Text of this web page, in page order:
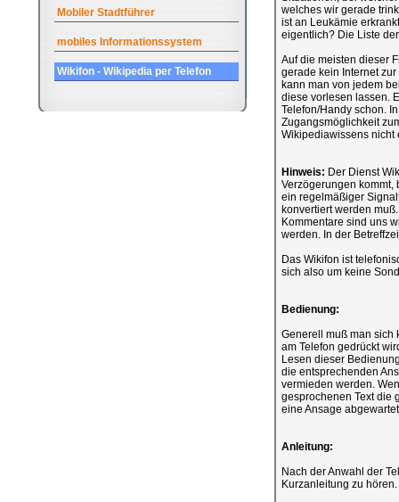
Mobiler Stadtführer
mobiles Informationssystem
Wikifon - Wikipedia per Telefon
welches wir gerade
ist an Leukämie
eigentlich? Die Liste
Auf die meisten dieser
gerade kein Internet
kann man von jedem
diese vorlesen lassen.
Telefon/Handy schon.
Zugangsmöglichkeit
Wikipediawissens nicht
Hinweis: Der Dienst
Verzögerungen kommt,
ein regelmäßiger
konvertiert werden
Kommentare sind uns
werden. In der
Das Wikifon ist
sich also um keine
Bedienung:
Generell muß man sich
am Telefon gedrückt
Lesen dieser
die entsprechenden
vermieden werden.
gesprochenen Text die
eine Ansage
Anleitung:
Nach der Anwahl der
Kurzanleitung zu